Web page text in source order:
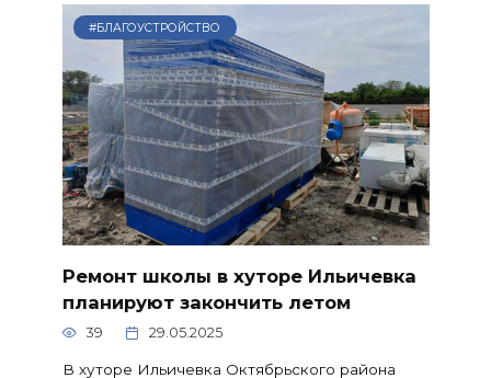
#БЛАГОУСТРОЙСТВО
Ремонт школы в хуторе Ильичевка
планируют закончить летом
39 29.05.2025
В хуторе Ильичевка Октябрьского района